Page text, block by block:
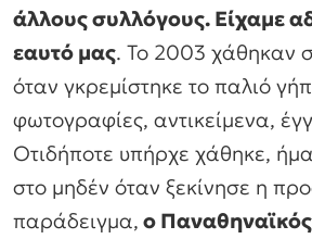
άλλους συλλόγους. Είχαμε
εαυτό μας. Το 2003 χάθηκαν
όταν γκρεμίστηκε το παλιό
φωτογραφίες, αντικείμενα,
Οτιδήποτε υπήρχε χάθηκε,
στο μηδέν όταν ξεκίνησε η
παράδειγμα, ο